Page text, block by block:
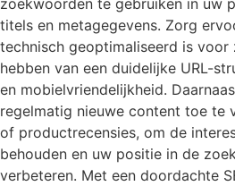
zoekwoorden te gebruiken in uw
titels en metagegevens. Zorg
technisch geoptimaliseerd is voor
hebben van een duidelijke URL-
en mobielvriendelijkheid.
regelmatig nieuwe content toe te
of productrecensies, om de
behouden en uw positie in de
verbeteren. Met een doordachte